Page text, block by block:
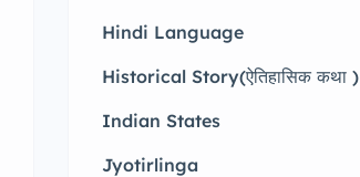
Hindi Language
Historical Story(ऐतिहासिक कथा )
Indian States
Jyotirlinga